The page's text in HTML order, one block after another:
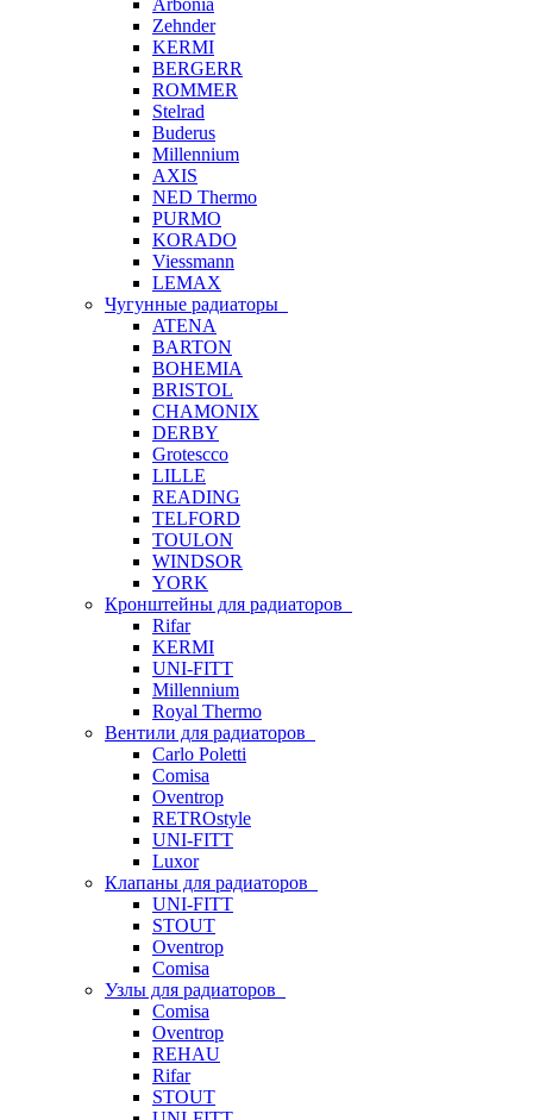
Arbonia
Zehnder
KERMI
BERGERR
ROMMER
Stelrad
Buderus
Millennium
AXIS
NED Thermo
PURMO
KORADO
Viessmann
LEMAX
Чугунные радиаторы
ATENA
BARTON
BOHEMIA
BRISTOL
CHAMONIX
DERBY
Grotescco
LILLE
READING
TELFORD
TOULON
WINDSOR
YORK
Кронштейны для радиаторов
Rifar
KERMI
UNI-FITT
Millennium
Royal Thermo
Вентили для радиаторов
Carlo Poletti
Comisa
Oventrop
RETROstyle
UNI-FITT
Luxor
Клапаны для радиаторов
UNI-FITT
STOUT
Oventrop
Comisa
Узлы для радиаторов
Comisa
Oventrop
REHAU
Rifar
STOUT